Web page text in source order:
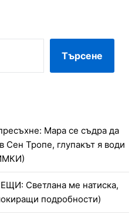
Търсене
Мара се съдра да
Сен Тропе, глупакът я води
Светлана ме натиска,
подробности)